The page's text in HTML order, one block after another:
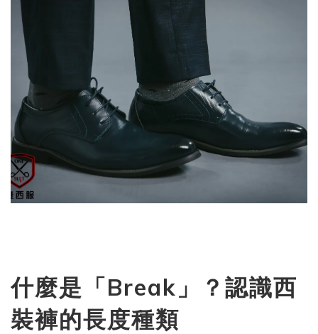
什麼是「Break」？認識西
裝褲的長度種類